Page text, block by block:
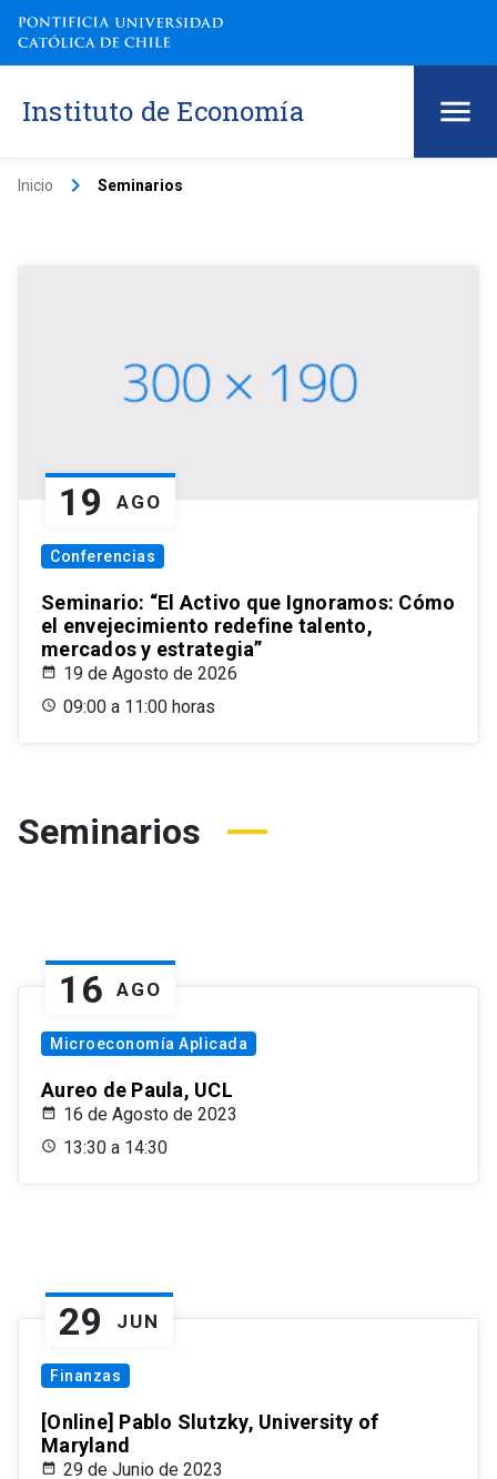
Instituto de Economía
Inicio keyboard_arrow_right Seminarios
19 AGO
Conferencias
Seminario: “El Activo que Ignoramos: Cómo
el envejecimiento redefine talento,
mercados y estrategia”
19 de Agosto de 2026
09:00 a 11:00 horas
Seminarios
16 AGO
Microeconomía Aplicada
Aureo de Paula, UCL
16 de Agosto de 2023
13:30 a 14:30
29 JUN
Finanzas
[Online] Pablo Slutzky, University of
Maryland
29 de Junio de 2023